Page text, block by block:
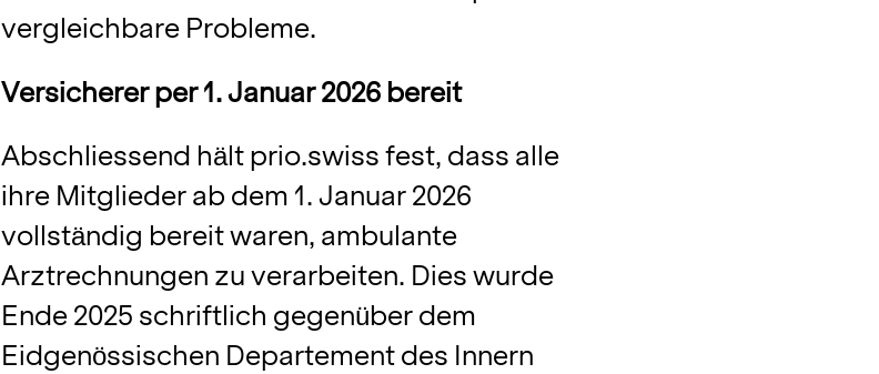
vergleichbare Probleme.
Versicherer per 1. Januar 2026 bereit
Abschliessend hält prio.swiss fest, dass alle
ihre Mitglieder ab dem 1. Januar 2026
vollständig bereit waren, ambulante
Arztrechnungen zu verarbeiten. Dies wurde
Ende 2025 schriftlich gegenüber dem
Eidgenössischen Departement des Innern